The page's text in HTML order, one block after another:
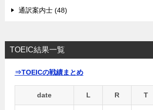
通訳案内士 (48)
TOEIC結果一覧
⇒TOEICの戦績まとめ
date L R T